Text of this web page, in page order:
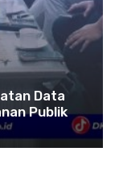
Data
Publik